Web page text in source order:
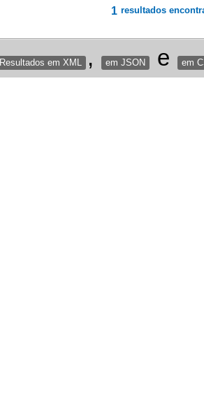
1 resultados
Resultados em XML , em JSON e em